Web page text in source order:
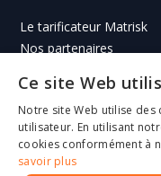
Le tarificateur Matrisk
Nos partenaires
Toasta - L'assurance
Informations
Réclamation
Ce site Web
Notre site Web utilise
utilisateur. En utilisant
cookies conformément à
savoir plus